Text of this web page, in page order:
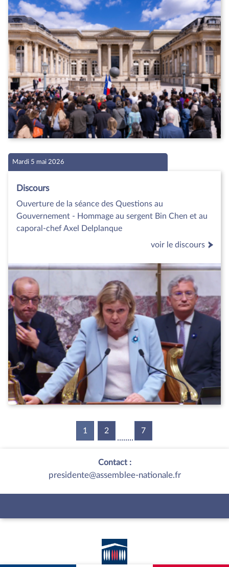
Mardi 5 mai 2026
Discours
Ouverture de la séance des Questions au
Gouvernement - Hommage au sergent Bin Chen et au
caporal-chef Axel Delplanque
voir le discours
1 (current)
2 7
Contact :
presidente@assemblee-nationale.fr